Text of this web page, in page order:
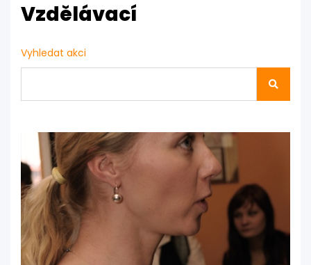
Vzdělávací
Vyhledat akci